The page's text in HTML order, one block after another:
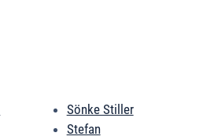
Sönke Stiller
Stefan